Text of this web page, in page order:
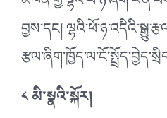
བྱས་དང།
༨ མི་སྣའི་སྐོར།